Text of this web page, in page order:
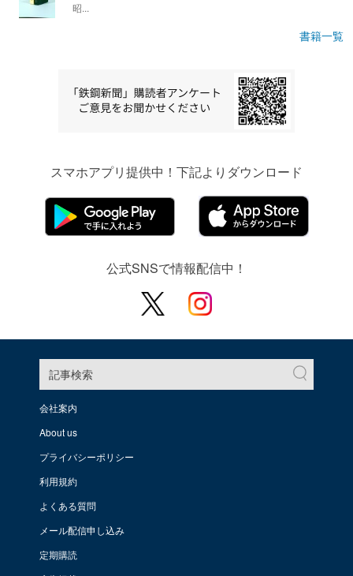
昭...
書籍一覧
スマホアプリ提供中！下記よりダウンロード
公式SNSで情報配信中！
記事検索
会社案内
About us
プライバシーポリシー
利用規約
よくある質問
メール配信申し込み
定期購読